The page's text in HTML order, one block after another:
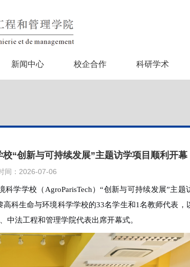
新闻中心 校企合作 科研学术
“创新与可持续发展”主题访学项目顺利开幕
间：2026-07-06
科学学校（ AgroParisTech）“创新与可持续发展”主题
科生命与环境科学学校的33名学生和1名教师代表，
中法工程和管理学院代表出席开幕式。